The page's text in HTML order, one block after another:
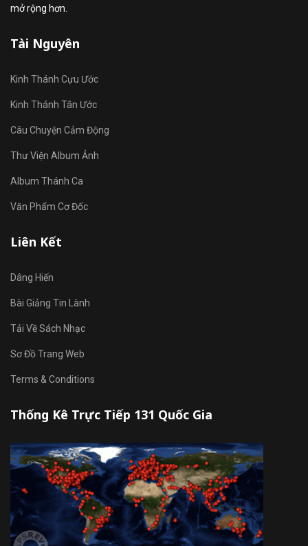
mở rộng hơn.
Tài Nguyên
Kinh Thánh Cựu Ước
Kinh Thánh Tân Ước
Câu Chuyện Cảm Động
Thư Viện Album Ảnh
Album Thánh Ca
Văn Phẩm Cơ Đốc
Liên Kết
Dâng Hiến
Bài Giảng Tin Lành
Tải Về Sách Nhạc
Sơ Đồ Trang Web
Terms & Conditions
Thống Kê Trực Tiếp 131 Quốc Gia